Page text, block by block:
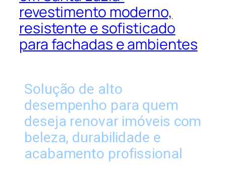
revestimento moderno,
resistente e sofisticado
para fachadas e ambientes
Solução de alto
desempenho para quem
deseja renovar imóveis com
beleza, durabilidade e
acabamento profissional